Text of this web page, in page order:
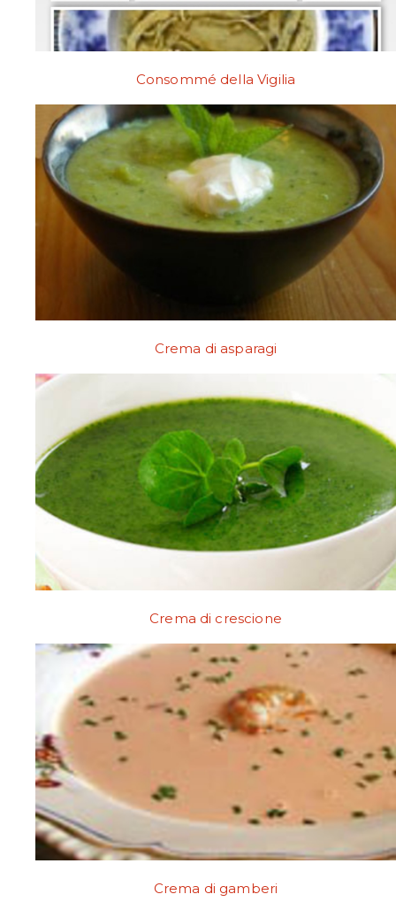
Consommé della Vigilia
Crema di asparagi
Crema di crescione
Crema di gamberi